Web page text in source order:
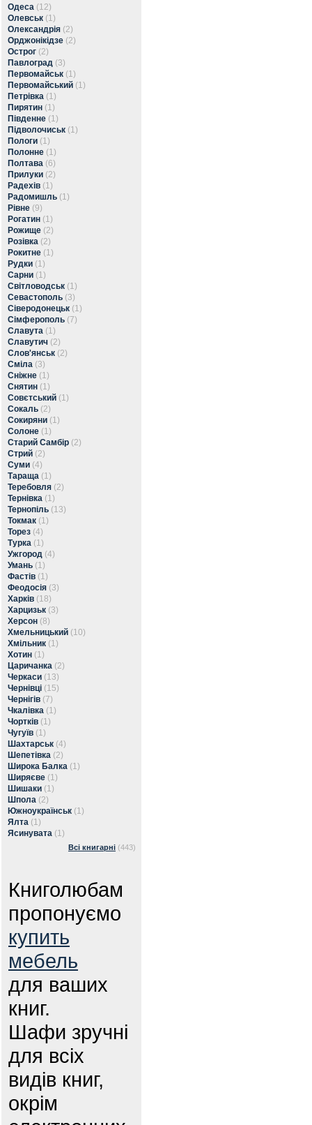
Одеса (12)
Олевськ (1)
Олександрія (2)
Орджонікідзе (2)
Острог (2)
Павлоград (3)
Первомайськ (1)
Первомайський (1)
Петрівка (1)
Пирятин (1)
Південне (1)
Підволочиськ (1)
Пологи (1)
Полонне (1)
Полтава (6)
Прилуки (2)
Радехів (1)
Радомишль (1)
Рівне (9)
Рогатин (1)
Рожище (2)
Розівка (2)
Рокитне (1)
Рудки (1)
Сарни (1)
Світловодськ (1)
Севастополь (3)
Сіверодонецьк (1)
Сімферополь (7)
Славута (1)
Славутич (2)
Слов'янськ (2)
Сміла (3)
Сніжне (1)
Снятин (1)
Совєтський (1)
Сокаль (2)
Сокиряни (1)
Солоне (1)
Старий Самбір (2)
Стрий (2)
Суми (4)
Тараща (1)
Теребовля (2)
Тернівка (1)
Тернопіль (13)
Токмак (1)
Торез (4)
Турка (1)
Ужгород (4)
Умань (1)
Фастів (1)
Феодосія (3)
Харків (18)
Харцизьк (3)
Херсон (8)
Хмельницький (10)
Хмільник (1)
Хотин (1)
Царичанка (2)
Черкаси (13)
Чернівці (15)
Чернігів (7)
Чкалівка (1)
Чортків (1)
Чугуїв (1)
Шахтарськ (4)
Шепетівка (2)
Широка Балка (1)
Ширяєве (1)
Шишаки (1)
Шпола (2)
Южноукраїнськ (1)
Ялта (1)
Ясинувата (1)
Всі книгарні (443)
Книголюбам
пропонуємо
купить
мебель
для ваших
книг.
Шафи зручні
для всіх
видів книг,
окрім